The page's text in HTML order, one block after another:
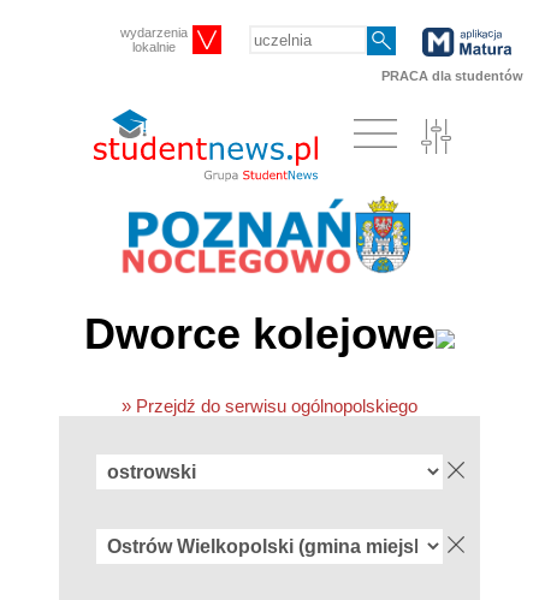
wydarzenia
lokalnie
PRACA dla studentów
Dworce kolejowe
» Przejdź do serwisu ogólnopolskiego